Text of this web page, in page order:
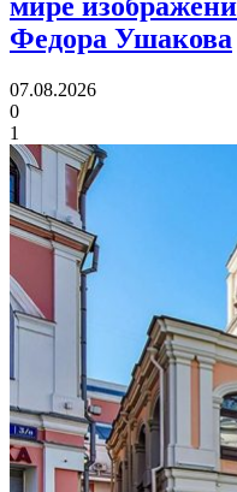
Федора Ушакова
07.08.2026
0
1